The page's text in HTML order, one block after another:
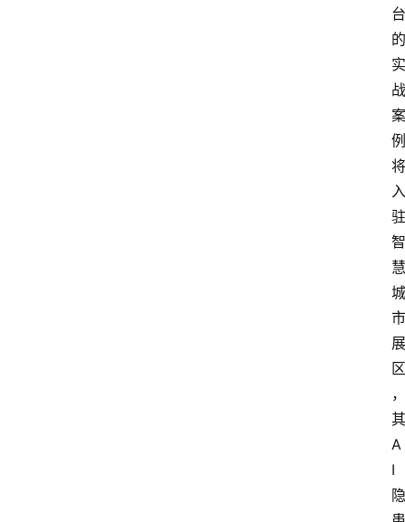
台
的
实
战
案
例
将
入
驻
智
慧
城
市
展
区
，
其
A
I
隐